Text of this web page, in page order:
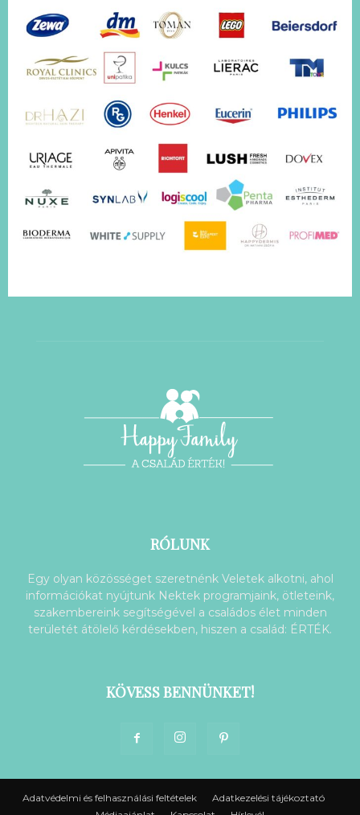
RÓLUNK
Egy olyan közösséget szeretnénk Veletek alkotni, ahol
információkat nyújtunk Nektek programjaink, ötleteink,
szakembereink segítségével a családos élet minden
területét átölelő kérdésekben, hiszen a család: ÉRTÉK.
KÖVESS BENNÜNKET!
Adatvédelmi és felhasználási feltételek
Adatkezelési tájékoztató